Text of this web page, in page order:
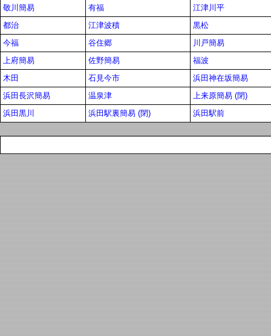
敬川簡易
有福
江津川平
都治
江津波積
黒松
今福
谷住郷
川戸簡易
上府簡易
佐野簡易
福波
木田
石見今市
浜田神在坂簡易
浜田長沢簡易
温泉津
上来原簡易 (閉)
浜田黒川
浜田駅裏簡易 (閉) 浜田駅前